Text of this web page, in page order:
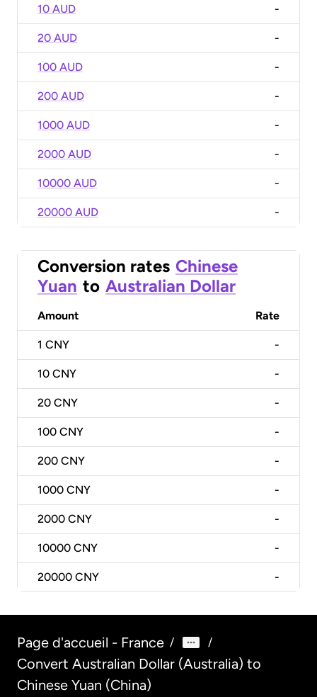
10 AUD -
20 AUD -
100 AUD -
200 AUD -
1000 AUD -
2000 AUD -
10000 AUD -
20000 AUD -
Conversion rates Chinese
Yuan to Australian Dollar
Amount Rate
1 CNY -
10 CNY -
20 CNY -
100 CNY -
200 CNY -
1000 CNY -
2000 CNY -
10000 CNY -
20000 CNY -
Page d'accueil - France / /
Convert Australian Dollar (Australia) to
Chinese Yuan (China)